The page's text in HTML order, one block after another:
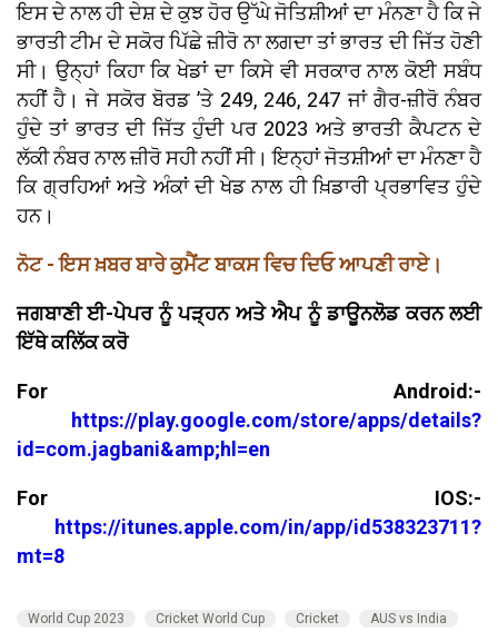
ਇਸ ਦੇ ਨਾਲ ਹੀ ਦੇਸ਼ ਦੇ ਕੁਝ ਹੋਰ ਉੱਘੇ ਜੋਤਿਸ਼ੀਆਂ ਦਾ ਮੰਨਣਾ ਹੈ ਕਿ ਜੇ
ਭਾਰਤੀ ਟੀਮ ਦੇ ਸਕੋਰ ਪਿੱਛੇ ਜ਼ੀਰੋ ਨਾ ਲਗਦਾ ਤਾਂ ਭਾਰਤ ਦੀ ਜਿੱਤ ਹੋਣੀ
ਸੀ। ਉਨ੍ਹਾਂ ਕਿਹਾ ਕਿ ਖੇਡਾਂ ਦਾ ਕਿਸੇ ਵੀ ਸਰਕਾਰ ਨਾਲ ਕੋਈ ਸਬੰਧ
ਨਹੀਂ ਹੈ। ਜੇ ਸਕੋਰ ਬੋਰਡ ’ਤੇ 249, 246, 247 ਜਾਂ ਗੈਰ-ਜ਼ੀਰੋ ਨੰਬਰ
ਹੁੰਦੇ ਤਾਂ ਭਾਰਤ ਦੀ ਜਿੱਤ ਹੁੰਦੀ ਪਰ 2023 ਅਤੇ ਭਾਰਤੀ ਕੈਪਟਨ ਦੇ
ਲੱਕੀ ਨੰਬਰ ਨਾਲ ਜ਼ੀਰੋ ਸਹੀ ਨਹੀਂ ਸੀ। ਇਨ੍ਹਾਂ ਜੋਤਸ਼ੀਆਂ ਦਾ ਮੰਨਣਾ ਹੈ
ਕਿ ਗ੍ਰਹਿਆਂ ਅਤੇ ਅੰਕਾਂ ਦੀ ਖੇਡ ਨਾਲ ਹੀ ਖ਼ਿਡਾਰੀ ਪ੍ਰਭਾਵਿਤ ਹੁੰਦੇ
ਹਨ।
ਨੋਟ - ਇਸ ਖ਼ਬਰ ਬਾਰੇ ਕੁਮੈਂਟ ਬਾਕਸ ਵਿਚ ਦਿਓ ਆਪਣੀ ਰਾਏ।
ਜਗਬਾਣੀ ਈ-ਪੇਪਰ ਨੂੰ ਪੜ੍ਹਨ ਅਤੇ ਐਪ ਨੂੰ ਡਾਊਨਲੋਡ ਕਰਨ ਲਈ
ਇੱਥੇ ਕਲਿੱਕ ਕਰੋ
For Android:-
https://play.google.com/store/apps/details?
id=com.jagbani&amp;hl=en
For IOS:-
https://itunes.apple.com/in/app/id538323711?
mt=8
World Cup 2023 Cricket World Cup Cricket AUS vs India